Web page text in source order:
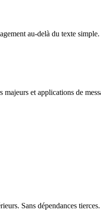
au-delà du texte simple.
et applications de
Sans dépendances tierces.